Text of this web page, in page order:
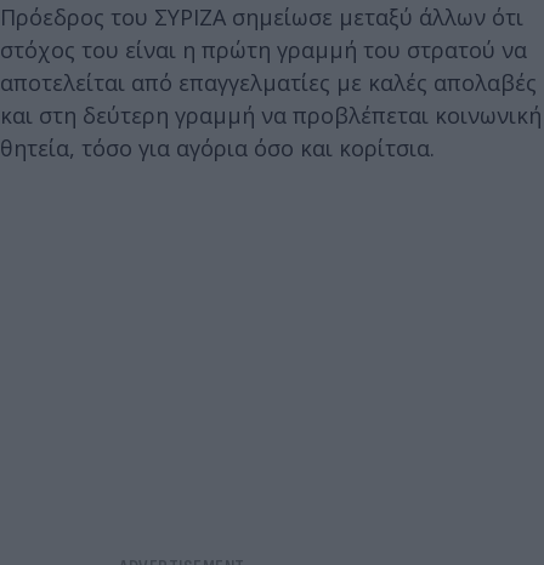
Πρόεδρος του ΣΥΡΙΖΑ σημείωσε μεταξύ άλλων ότι
στόχος του είναι η πρώτη γραμμή του στρατού να
αποτελείται από επαγγελματίες με καλές απολαβές
και στη δεύτερη γραμμή να προβλέπεται κοινωνική
θητεία, τόσο για αγόρια όσο και κορίτσια.